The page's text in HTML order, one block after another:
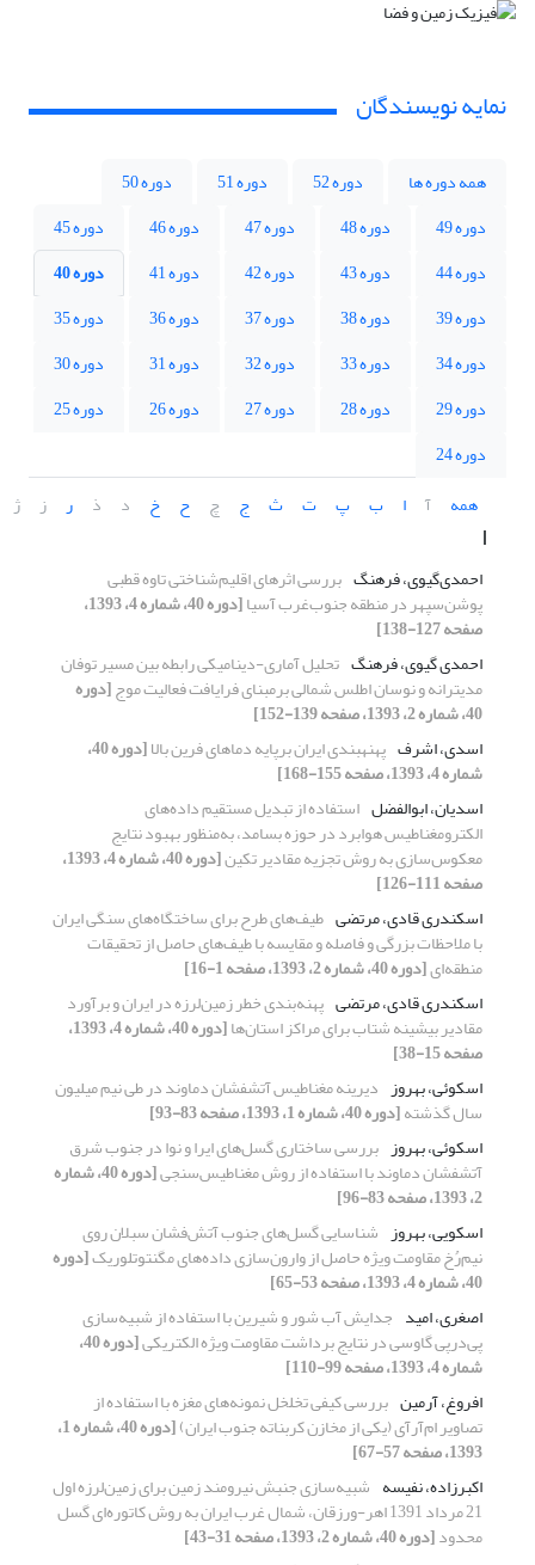
نمایه نویسندگان
همه دوره ها دوره 52 دوره 51
دوره 50
دوره 49
دوره 48 دوره 47 دوره 46
دوره 45
دوره 44
دوره 43 دوره 42 دوره 41
دوره 40
دوره 39
دوره 38 دوره 37 دوره 36
دوره 35
دوره 34
دوره 33 دوره 32 دوره 31
دوره 30
دوره 29
دوره 28 دوره 27 دوره 26
دوره 25
دوره 24
همه
آ ا ب پ ت ث ج چ ح خ د ذ ر ز ژ
ا
احمدی‌گیوی، فرهنگ بررسی اثرهای اقلیم‌شناختی تاوه قطبی
پوشن‌سپهر در منطقه جنوب‌غرب آسیا [دوره 40، شماره 4، 1393،
صفحه 127-138]
احمدی گیوی، فرهنگ تحلیل آماری-دینامیکی رابطه بین مسیر توفان
مدیترانه و نوسان اطلس شمالی برمبنای فرایافت فعالیت موج[دوره
40، شماره 2، 1393، صفحه 139-152]
اسدی، اشرف پهنه‎بندی ایران برپایه دماهای فرین بالا [دوره 40،
شماره 4، 1393، صفحه 155-168]
اسدیان، ابوالفضل استفاده از تبدیل مستقیم داده‌‌های
الکترومغناطیس هوابرد در حوزه بسامد، به‌منظور بهبود نتایج
معکوس‌سازی به روش تجزیه مقادیر تکین [دوره 40، شماره 4، 1393،
صفحه 111-126]
اسکندری قادی، مرتضی طیف‌ها‌ی‌ طرح برای ساختگاه‌های سنگی ایران
با ملاحظات بزرگی و فاصله و مقایسه با طیف‌ها‌ی‌ حاصل از تحقیقات
منطقه‌ای[دوره 40، شماره 2، 1393، صفحه 1-16]
اسکندری قادی، مرتضی پهنه‌بندی خطر زمین‌لرزه در ایران و برآورد
مقادیر بیشینه شتاب برای مراکز استان‌ها [دوره 40، شماره 4، 1393،
صفحه 15-38]
اسکوئی، بهروز دیرینه مغناطیس آتشفشان دماوند در طی نیم میلیون
سال گذشته[دوره 40، شماره 1، 1393، صفحه 83-93]
اسکوئی، بهروز بررسی ساختاری گسل‌‌های ایرا و نوا در جنوب شرق
آتشفشان دماوند با استفاده از روش مغناطیس‌سنجی [دوره 40، شماره
2، 1393، صفحه 83-96]
اسکویی، بهروز شناسایی گسل‌های جنوب آتش‌فشان سبلان روی
نیم‌رُخ مقاومت ویژه حاصل از وارون‌سازی داده‌‌‌‌های مگنتوتلوریک[دوره
40، شماره 4، 1393، صفحه 53-65]
اصغری، امید جدایش آب شور و شیرین با استفاده از شبیه‌سازی
پی‌درپی گاوسی در نتایج برداشت مقاومت ویژه الکتریکی [دوره 40،
شماره 4، 1393، صفحه 99-110]
افروغ، آرمین بررسی کیفی تخلخل نمونه‌‌‌‌های مغزه با استفاده از
تصاویر ام‌آر‌آی (یکی از مخازن کربناته جنوب ایران) [دوره 40، شماره 1،
1393، صفحه 57-67]
اکبرزاده، نفیسه شبیه‌سازی جنبش نیرومند زمین برای زمین‌لرزه اول
21 مرداد 1391 اهر-ورزقان، شمال غرب ایران به روش کاتوره‌ای گسل
محدود[دوره 40، شماره 2، 1393، صفحه 31-43]